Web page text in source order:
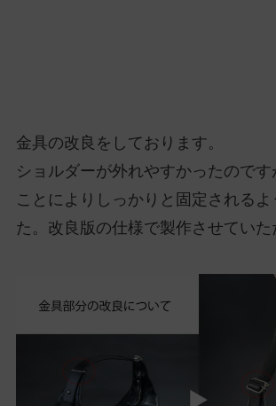
金具の改良をしております。
ショルダーが外れやすかったのです
ことによりしっかりと固定されるよ
た。改良版の仕様で製作させていた